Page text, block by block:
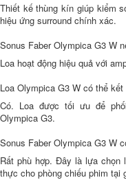
Thiết kế thùng kín giúp kiểm
hiệu ứng surround chính xác.
Sonus Faber Olympica G3 W
Loa hoạt động hiệu quả với
Loa Olympica G3 W có thể
Có. Loa được tối ưu để
Olympica G3.
Sonus Faber Olympica G3 W
Rất phù hợp. Đây là lựa chọn
thực cho phòng chiếu phim tại